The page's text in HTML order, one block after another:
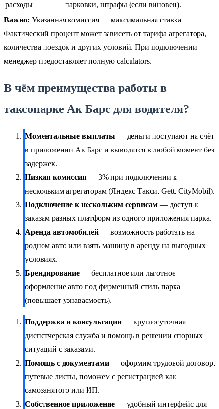
расходы
парковки, штрафы (если виновен).
Важно: Указанная комиссия — максимальная ставка.
Фактический процент может зависеть от тарифа агрегатора,
количества поездок и других условий. При подключении
менеджер предоставляет полную calculators.
В чём преимущества работы в
таксопарке Ак Барс для водителя?
Моментальные выплаты — деньги поступают на счёт
в приложении Ак Барс и выводятся в любой момент без
задержек.
Низкая комиссия — 3% при подключении к
нескольким агрегаторам (Яндекс Такси, Gett, CityMobil).
Подключение к нескольким сервисам — доступ к
заказам разных платформ из одного приложения парка.
Аренда автомобилей — возможность работать на
родном авто или взять машину в аренду на выгодных
условиях.
Брендирование — бесплатное или льготное
оформление авто под фирменный стиль парка
(повышает узнаваемость).
Поддержка и консультации — круглосуточная
диспетчерская служба и помощь в решении спорных
ситуаций с заказами.
Помощь с документами — оформим трудовой договор,
путевые листы, поможем с регистрацией как
самозанятого или ИП.
Собственное приложение — удобный интерфейс для